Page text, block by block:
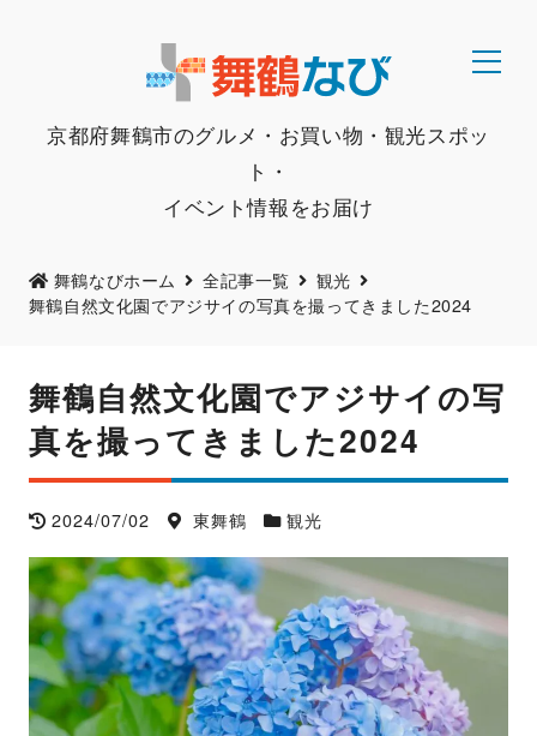
京都府舞鶴市のグルメ・お買い物・観光スポッ
ト・
イベント情報をお届け
舞鶴なびホーム 全記事一覧
観光
舞鶴自然文化園でアジサイの写真を撮ってきました2024
舞鶴自然文化園でアジサイの写
真を撮ってきました2024
2024/07/02 東舞鶴 観光